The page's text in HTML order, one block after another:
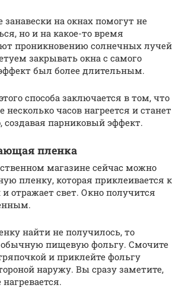
на окнах помогут не
но и на какое-то время
проникновению солнечных лучей
закрывать окна с самого
был более длительным.
способа заключается в том, что
несколько часов нагреется и станет
создавая парниковый эффект.
пленка
магазине сейчас можно
пленку, которая приклеивается к
отражает свет. Окно получится
найти не получилось, то
обычную пищевую фольгу. Смочите
и приклейте фольгу
наружу. Вы сразу заметите,